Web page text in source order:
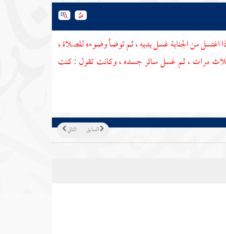
اغتسل من الجنابة غسل يديه ، ثم توضأ وضوءه للصلاة ،
ثلاث مرات ، ثم غسل سائر جسده ، وكانت تقول : كنت
التالي السابق